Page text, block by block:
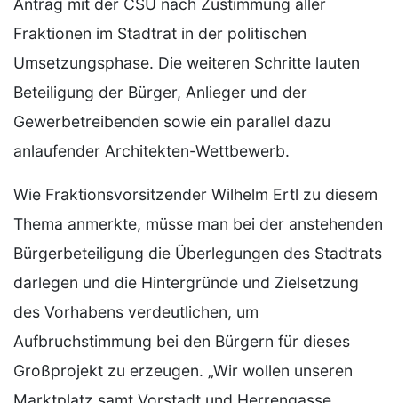
Fraktionen im Stadtrat in der politischen
Umsetzungsphase. Die weiteren Schritte lauten
Beteiligung der Bürger, Anlieger und der
Gewerbetreibenden sowie ein parallel dazu
anlaufender Architekten-Wettbewerb.
Wie Fraktionsvorsitzender Wilhelm Ertl zu diesem
Thema anmerkte, müsse man bei der anstehenden
Bürgerbeteiligung die Überlegungen des Stadtrats
darlegen und die Hintergründe und Zielsetzung
des Vorhabens verdeutlichen, um
Aufbruchstimmung bei den Bürgern für dieses
Großprojekt zu erzeugen. „Wir wollen unseren